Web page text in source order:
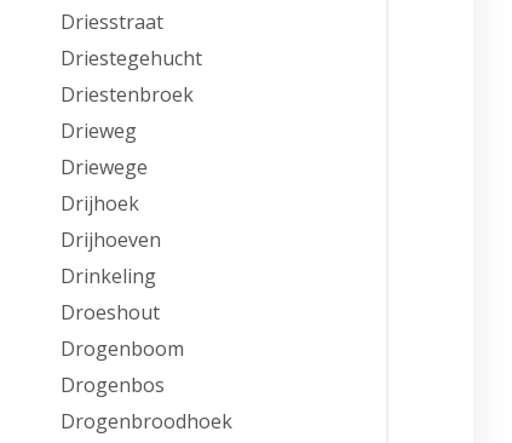
Driesstraat
Driestegehucht
Driestenbroek
Drieweg
Driewege
Drijhoek
Drijhoeven
Drinkeling
Droeshout
Drogenboom
Drogenbos
Drogenbroodhoek